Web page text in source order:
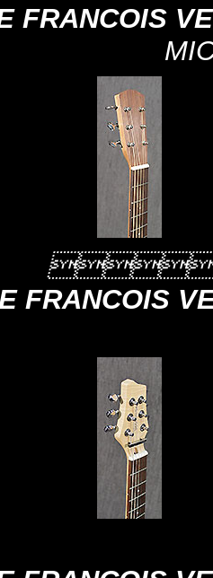
FRANCOIS
FRANCOIS